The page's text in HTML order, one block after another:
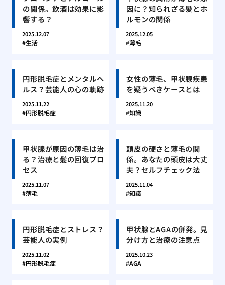
の関係。飲酒は効果に影
響する？
2025.12.07
生活
因に？知られざる髪とホ
ルモンの関係
2025.12.05
薄毛
円形脱毛症とメンタルヘ
ルス？芸能人の心の軌跡
2025.11.22
円形脱毛症
女性の薄毛、甲状腺疾患
を疑うべきケースとは
2025.11.20
知識
甲状腺が原因の薄毛は治
る？治療と髪の回復プロ
セス
2025.11.07
薄毛
頭皮の硬さと薄毛の関
係。あなたの頭皮は大丈
夫？セルフチェック法
2025.11.04
知識
円形脱毛症とストレス？
芸能人の実例
2025.11.02
円形脱毛症
甲状腺とAGAの併発。見
分け方と治療の注意点
2025.10.23
AGA